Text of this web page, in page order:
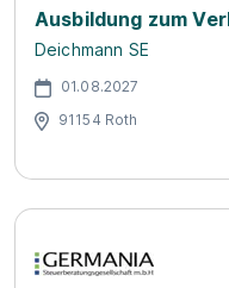
Ausbildung zum
Deichmann SE
01.08.2027
91154 Roth